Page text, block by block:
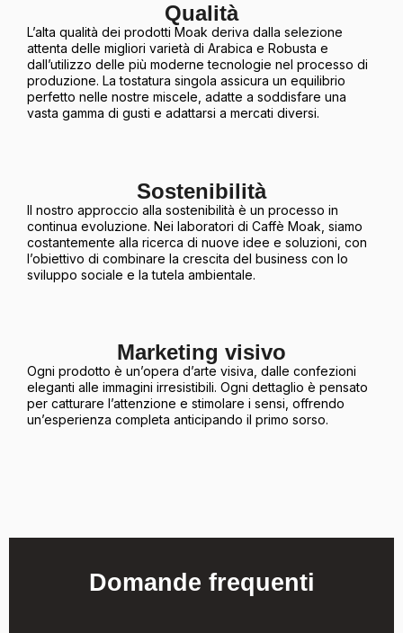
Qualità
L’alta qualità dei prodotti Moak deriva dalla selezione
attenta delle migliori varietà di Arabica e Robusta e
dall’utilizzo delle più moderne tecnologie nel processo di
produzione. La tostatura singola assicura un equilibrio
perfetto nelle nostre miscele, adatte a soddisfare una
vasta gamma di gusti e adattarsi a mercati diversi.
Sostenibilità
Il nostro approccio alla sostenibilità è un processo in
continua evoluzione. Nei laboratori di Caffè Moak, siamo
costantemente alla ricerca di nuove idee e soluzioni, con
l’obiettivo di combinare la crescita del business con lo
sviluppo sociale e la tutela ambientale.
Marketing visivo
Ogni prodotto è un’opera d’arte visiva, dalle confezioni
eleganti alle immagini irresistibili. Ogni dettaglio è pensato
per catturare l’attenzione e stimolare i sensi, offrendo
un’esperienza completa anticipando il primo sorso.
Domande frequenti